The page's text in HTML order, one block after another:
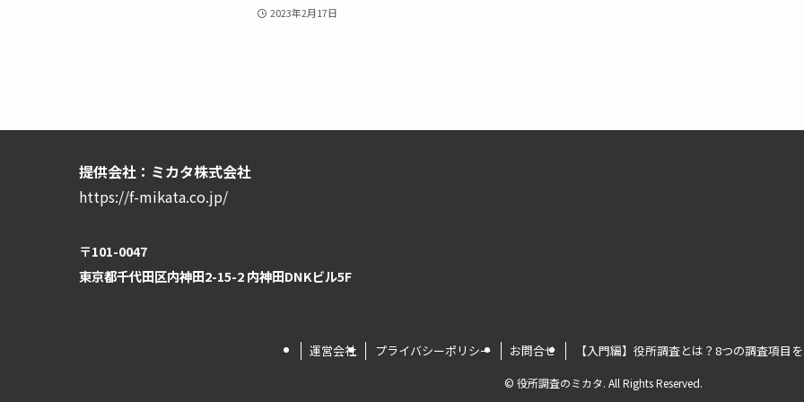
2023年2月17日
提供会社：ミカタ株式会社
https://f-mikata.co.jp/
〒101-0047
東京都千代田区内神田2-15-2 内神田DNKビル5F
運営会社 プライバシーポリシー お問合せ 【入門編】役所調査とは？8つの調査項目
© 役所調査のミカタ. All Rights Reserved.